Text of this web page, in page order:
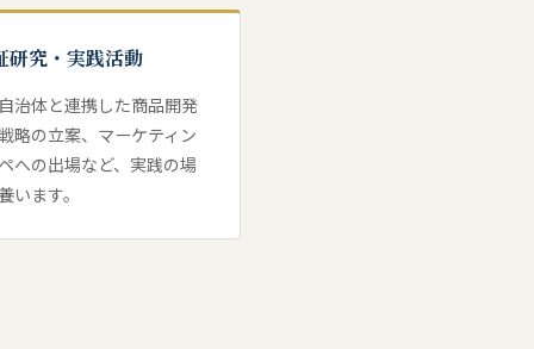
究・実践活動
治体と連携した商品開発
略の立案、マーケティン
への出場など、実践の場
います。